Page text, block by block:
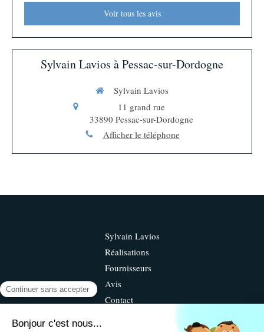
Voir tous les avis
Sylvain Lavios à Pessac-sur-Dordogne
Sylvain Lavios
11 grand rue
33890 Pessac-sur-Dordogne
Afficher le téléphone
Sylvain Lavios
Réalisations
Fournisseurs
Avis
Contact
©2019 Sylvain Lavios - Terrassement